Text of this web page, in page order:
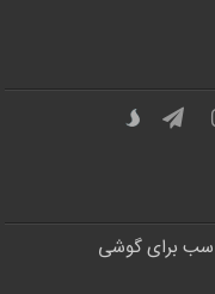
برای گوشی